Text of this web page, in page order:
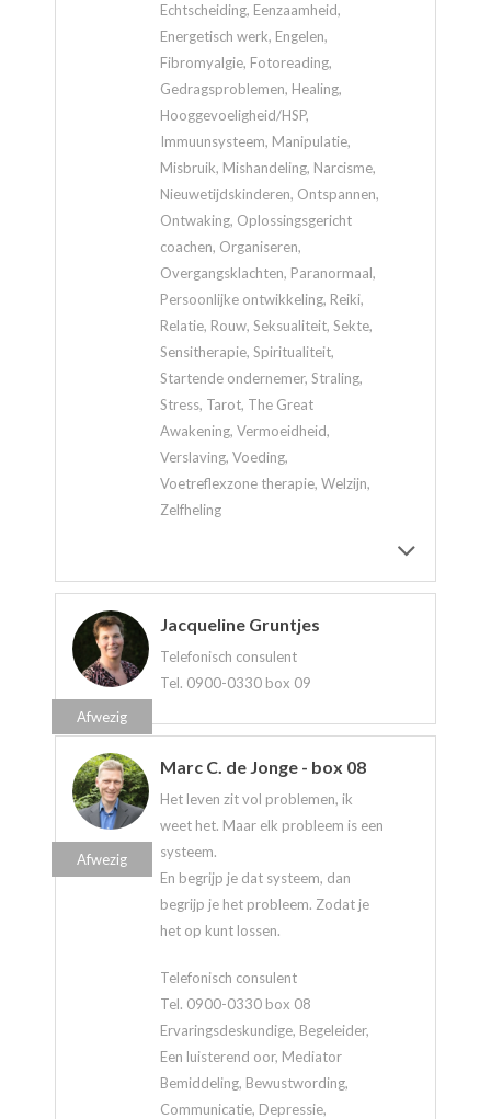
Echtscheiding, Eenzaamheid,
Energetisch werk, Engelen,
Fibromyalgie, Fotoreading,
Gedragsproblemen, Healing,
Hooggevoeligheid/HSP,
Immuunsysteem, Manipulatie,
Misbruik, Mishandeling, Narcisme,
Nieuwetijdskinderen, Ontspannen,
Ontwaking, Oplossingsgericht
coachen, Organiseren,
Overgangsklachten, Paranormaal,
Persoonlijke ontwikkeling, Reiki,
Relatie, Rouw, Seksualiteit, Sekte,
Sensitherapie, Spiritualiteit,
Startende ondernemer, Straling,
Stress, Tarot, The Great
Awakening, Vermoeidheid,
Verslaving, Voeding,
Voetreflexzone therapie, Welzijn,
Zelfheling
Jacqueline Gruntjes
Telefonisch consulent
Tel. 0900-0330 box 09
Afwezig
Marc C. de Jonge - box 08
Het leven zit vol problemen, ik
weet het. Maar elk probleem is een
systeem.
En begrijp je dat systeem, dan
begrijp je het probleem. Zodat je
het op kunt lossen.
Telefonisch consulent
Tel. 0900-0330 box 08
Ervaringsdeskundige, Begeleider,
Een luisterend oor, Mediator
Bemiddeling, Bewustwording,
Communicatie, Depressie,
Afwezig